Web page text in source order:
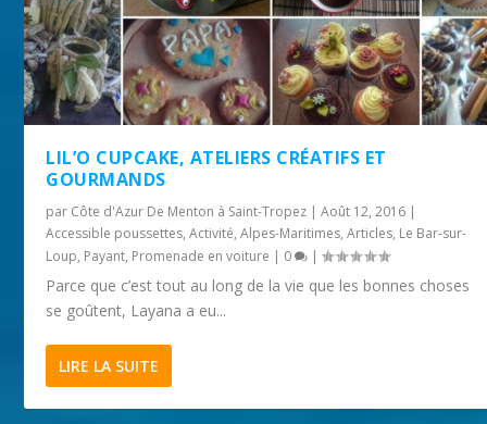
LIL’O CUPCAKE, ATELIERS CRÉATIFS ET
GOURMANDS
par Côte d'Azur De Menton à Saint-Tropez |Août 12, 2016 |
Accessible poussettes,Activité,Alpes-Maritimes,Articles, Le Bar-sur-
Loup, Payant, Promenade en voiture | 0 |
Parce que c’est tout au long de la vie que les bonnes choses
se goûtent, Layana a eu...
LIRE LA SUITE